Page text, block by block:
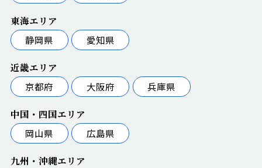
東海エリア
静岡県
愛知県
近畿エリア
京都府
大阪府 兵庫県
中国・四国エリア
岡山県
広島県
九州・沖縄エリア